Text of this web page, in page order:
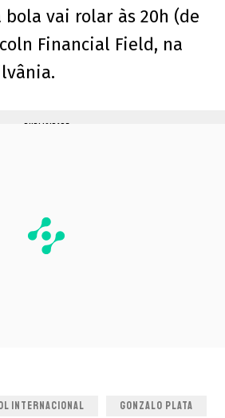
bola vai rolar às 20h (de
Financial Field, na
PUBLICIDADE
INTERNACIONAL GONZALO PLATA